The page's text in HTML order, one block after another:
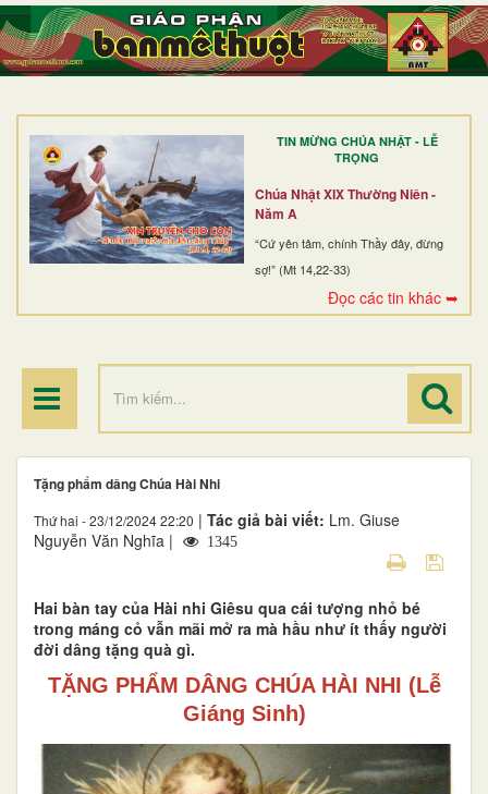
TIN MỪNG CHÚA NHẬT - LỄ
TRỌNG
Chúa Nhật XIX Thường Niên -
Năm A
“Cứ yên tâm, chính Thầy đây, đừng
sợ!” (Mt 14,22-33)
Đọc các tin khác ➥
TRANG NHẤT
GIỚI THIỆU
DÒNG TU
BAN MỤC VỤ
ĐOÀN THỂ CG
ĐIỂM HÀNH HƯƠNG
Tặng phẩm dâng Chúa Hài Nhi
Thứ hai - 23/12/2024 22:20 | Tác giả bài viết: Lm. Giuse
Nguyễn Văn Nghĩa |
1345
Hai bàn tay của Hài nhi Giêsu qua cái tượng nhỏ bé
trong máng cỏ vẫn mãi mở ra mà hầu như ít thấy người
đời dâng tặng quà gì.
TẶNG PHẨM DÂNG CHÚA HÀI NHI (Lễ
Giáng Sinh)